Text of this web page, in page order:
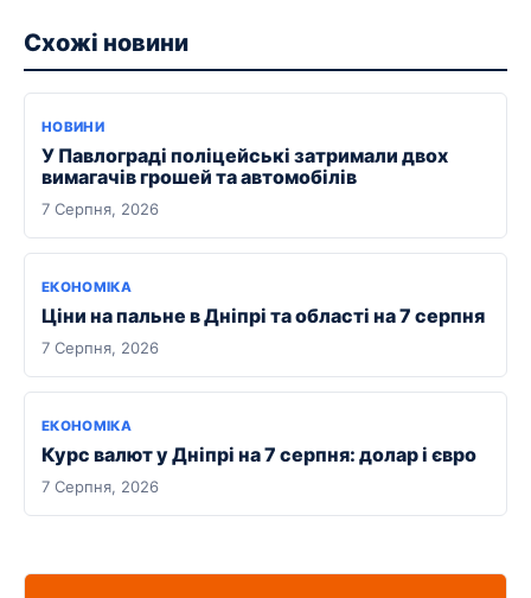
Схожі новини
НОВИНИ
У Павлограді поліцейські затримали двох
вимагачів грошей та автомобілів
7 Серпня, 2026
ЕКОНОМІКА
Ціни на пальне в Дніпрі та області на 7 серпня
7 Серпня, 2026
ЕКОНОМІКА
Курс валют у Дніпрі на 7 серпня: долар і євро
7 Серпня, 2026